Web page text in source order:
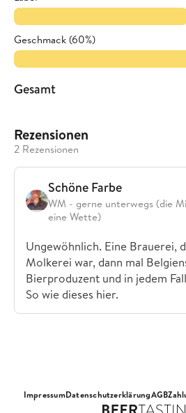
Geschmack (60%)
Gesamt
Rezensionen
2 Rezensionen
Schöne Farbe
WM - gerne unterwegs (die
eine Wette)
Ungewöhnlich. Eine Brauerei,
Molkerei war, dann mal
Bierproduzent und in jedem
So wie dieses hier.
ImpressumDatenschutzerklärungAGB